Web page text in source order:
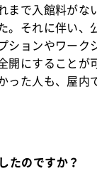
まで入館料がな
。それに伴い、
ションやワーク
開にすることが
った人も、屋内
たのですか？